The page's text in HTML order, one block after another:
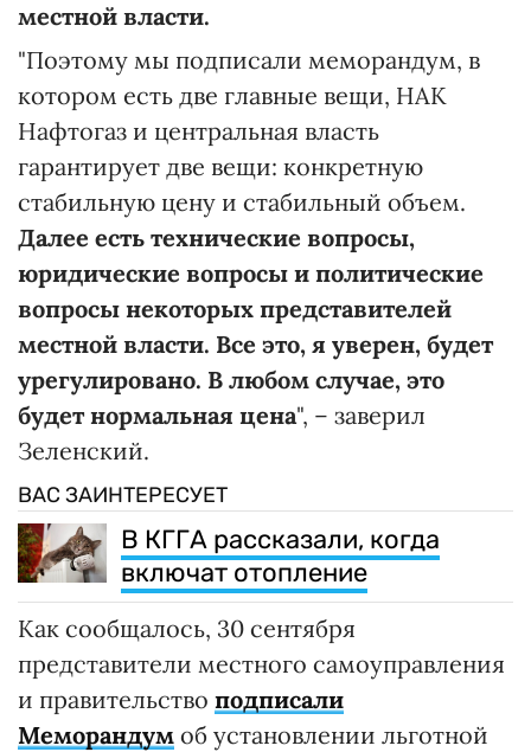
местной власти.
"Поэтому мы подписали меморандум, в
котором есть две главные вещи, НАК
Нафтогаз и центральная власть
гарантирует две вещи: конкретную
стабильную цену и стабильный объем.
Далее есть технические вопросы,
юридические вопросы и политические
вопросы некоторых представителей
местной власти. Все это, я уверен, будет
урегулировано. В любом случае, это
будет нормальная цена", – заверил
Зеленский.
ВАС ЗАИНТЕРЕСУЕТ
В КГГА рассказали, когда
включат отопление
Как сообщалось, 30 сентября
представители местного самоуправления
и правительство подписали
Меморандум об установлении льготной